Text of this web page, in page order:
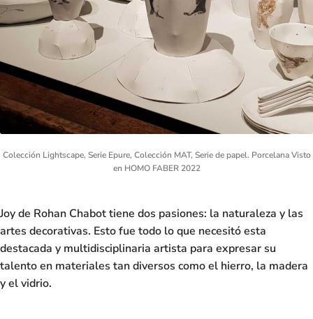
Colección Lightscape, Serie Epure, Colección MAT, Serie de papel. Porcelana Visto
en HOMO FABER 2022
Joy de Rohan Chabottiene dos pasiones: la naturaleza y las
artes decorativas. Esto fue todo lo que necesitó esta
destacada y multidisciplinaria artista para expresar su
talento en materiales tan diversos como el hierro, la madera
y el vidrio.